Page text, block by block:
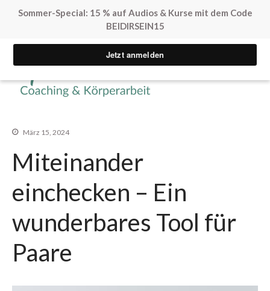
Sommer-Special: 15 % auf Audios & Kurse mit dem Code
BEIDIRSEIN15
Inner Flow Audio
Solo*Sex Impulse
Human Design & Sex
SpürVertrauen
Yvonne Peglow Sexual Life
März 15, 2024
Miteinander
einchecken – Ein
wunderbares Tool für
Paare